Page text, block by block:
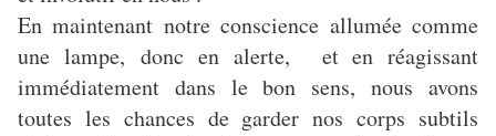
En maintenant notre conscience allumée comme
une lampe, donc en alerte, et en réagissant
immédiatement dans le bon sens, nous avons
toutes les chances de garder nos corps subtils